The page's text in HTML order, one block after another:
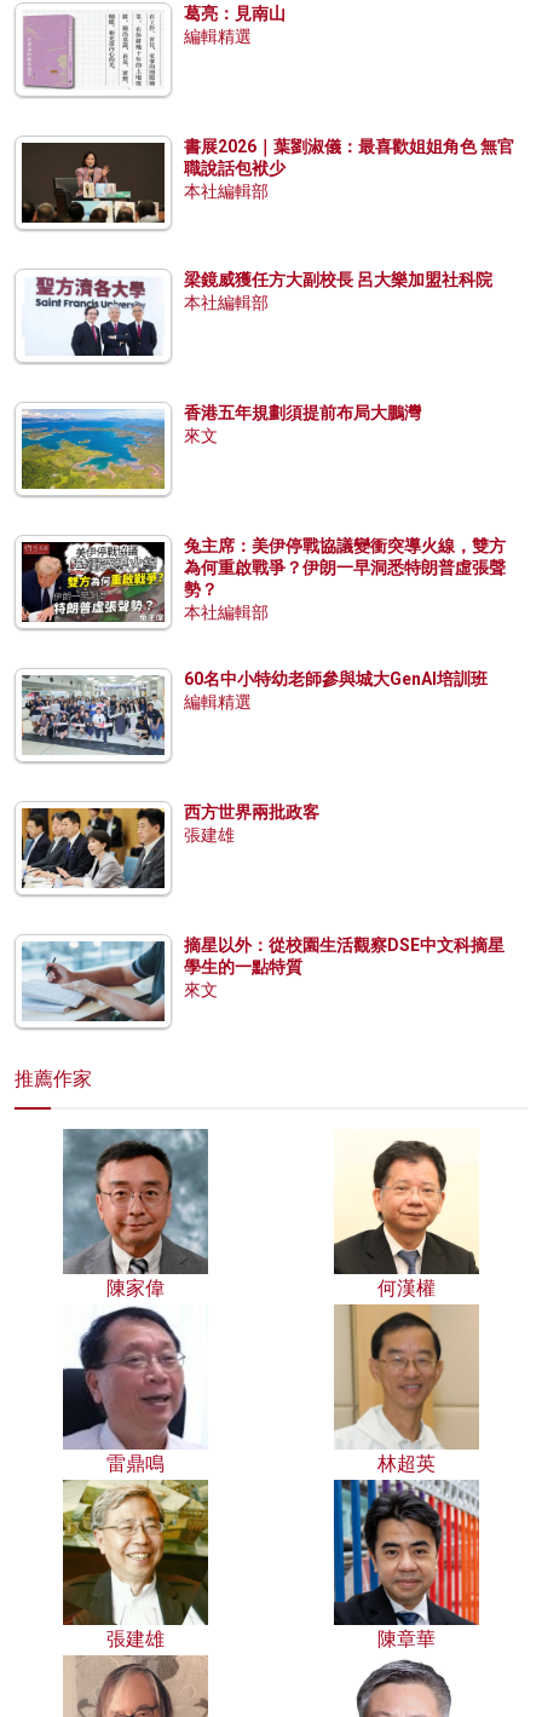
葛亮：見南山
編輯精選
書展2026｜葉劉淑儀：最喜歡姐姐角色 無官
職說話包袱少
本社編輯部
梁鏡威獲任方大副校長 呂大樂加盟社科院
本社編輯部
香港五年規劃須提前布局大鵬灣
來文
兔主席：美伊停戰協議變衝突導火線，雙方
為何重啟戰爭？伊朗一早洞悉特朗普虛張聲
勢？
本社編輯部
60名中小特幼老師參與城大GenAI培訓班
編輯精選
西方世界兩批政客
張建雄
摘星以外：從校園生活觀察DSE中文科摘星
學生的一點特質
來文
推薦作家
陳家偉 何漢權
雷鼎鳴 林超英
張建雄 陳章華